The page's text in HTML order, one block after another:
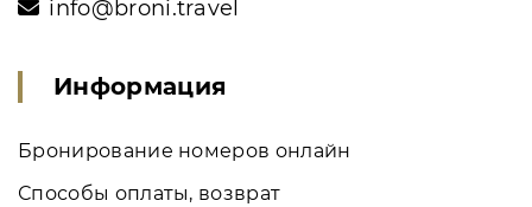
info@broni.travel
Информация
Бронирование номеров онлайн
Способы оплаты, возврат